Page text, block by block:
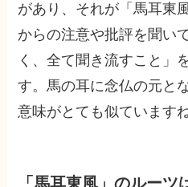
があり、それが「馬耳東
からの注意や批評を聞い
く、全て聞き流すこと」
す。馬の耳に念仏の元と
意味がとても似ていますね
「馬耳東風」のルーツ